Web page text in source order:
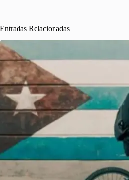
Entradas Relacionadas